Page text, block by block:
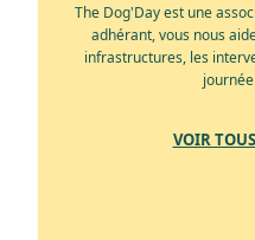
The Dog'Day est une
adhérant, vous nous
infrastructures, les
VOIR